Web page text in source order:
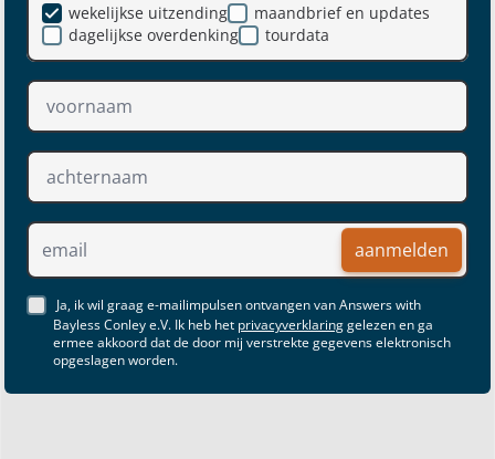
maandbrief en updates
dagelijkse overdenking
wekelijkse uitzending
tourdata
aanmelden
Ja, ik wil graag e-mailimpulsen ontvangen van Answers with
Bayless Conley e.V. Ik heb het privacyverklaringgelezen en ga
ermee akkoord dat de door mij verstrekte gegevens elektronisch
opgeslagen worden.